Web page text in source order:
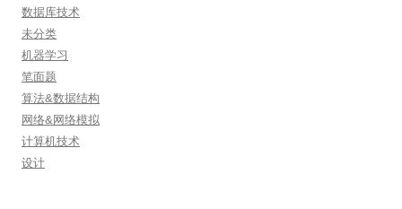
数据库技术
未分类
机器学习
笔面题
算法&数据结构
网络&网络模拟
计算机技术
设计